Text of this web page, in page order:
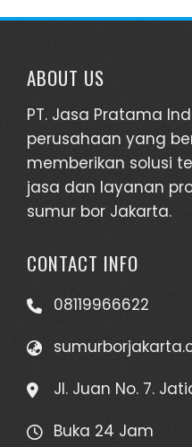
ABOUT US
PT. Jasa Pratama
perusahaan yang
memberikan solusi
jasa dan layanan
sumur bor Jakarta.
CONTACT INFO
08119966622
Jl. Juan No. 7.
Buka 24 Jam